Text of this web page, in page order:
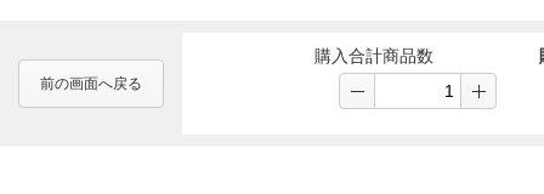
前の画面へ戻る
購入合計商品数